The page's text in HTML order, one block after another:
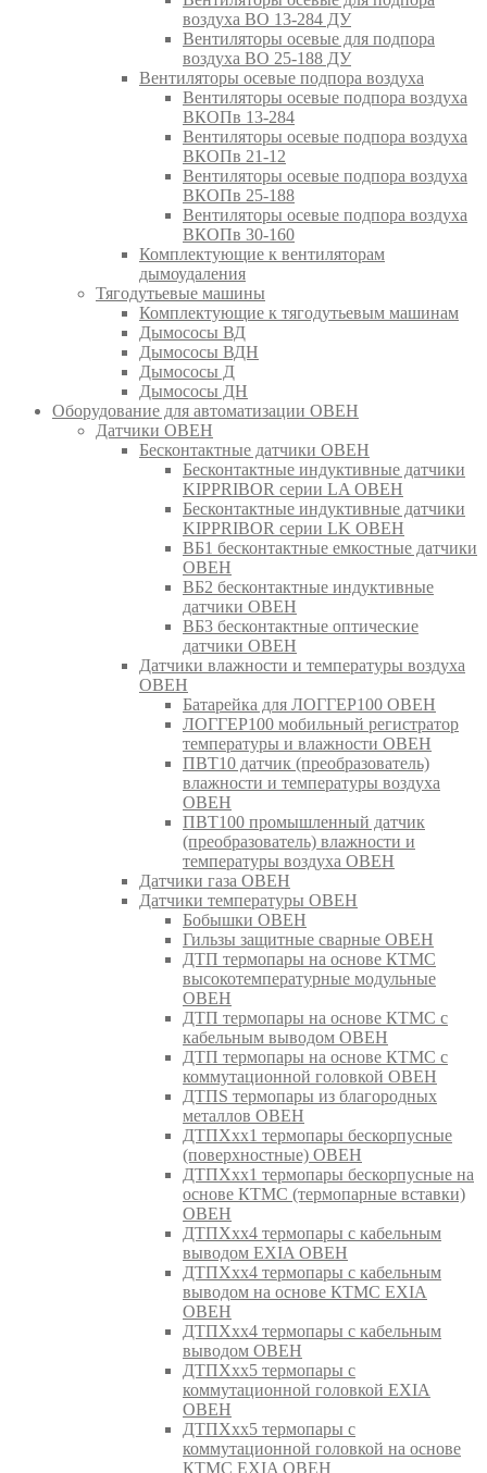
воздуха ВО 13-284 ДУ
Вентиляторы осевые для подпора
воздуха ВО 25-188 ДУ
Вентиляторы осевые подпора воздуха
Вентиляторы осевые подпора воздуха
ВКОПв 13-284
Вентиляторы осевые подпора воздуха
ВКОПв 21-12
Вентиляторы осевые подпора воздуха
ВКОПв 25-188
Вентиляторы осевые подпора воздуха
ВКОПв 30-160
Комплектующие к вентиляторам
дымоудаления
Тягодутьевые машины
Комплектующие к тягодутьевым машинам
Дымососы ВД
Дымососы ВДН
Дымососы Д
Дымососы ДН
Оборудование для автоматизации ОВЕН
Датчики ОВЕН
Бесконтактные датчики ОВЕН
Бесконтактные индуктивные датчики
KIPPRIBOR серии LA ОВЕН
Бесконтактные индуктивные датчики
KIPPRIBOR серии LK ОВЕН
ВБ1 бесконтактные емкостные датчики
ОВЕН
ВБ2 бесконтактные индуктивные
датчики ОВЕН
ВБ3 бесконтактные оптические
датчики ОВЕН
Датчики влажности и температуры воздуха
ОВЕН
Батарейка для ЛОГГЕР100 ОВЕН
ЛОГГЕР100 мобильный регистратор
температуры и влажности ОВЕН
ПВТ10 датчик (преобразователь)
влажности и температуры воздуха
ОВЕН
ПВТ100 промышленный датчик
(преобразователь) влажности и
температуры воздуха ОВЕН
Датчики газа ОВЕН
Датчики температуры ОВЕН
Бобышки ОВЕН
Гильзы защитные сварные ОВЕН
ДТП термопары на основе КТМС
высокотемпературные модульные
ОВЕН
ДТП термопары на основе КТМС с
кабельным выводом ОВЕН
ДТП термопары на основе КТМС с
коммутационной головкой ОВЕН
ДТПS термопары из благородных
металлов ОВЕН
ДТПХхх1 термопары бескорпусные
(поверхностные) ОВЕН
ДТПХхх1 термопары бескорпусные на
основе КТМС (термопарные вставки)
ОВЕН
ДТПХхх4 термопары с кабельным
выводом EXIA ОВЕН
ДТПХхх4 термопары с кабельным
выводом на основе КТМС EXIA
ОВЕН
ДТПХхх4 термопары с кабельным
выводом ОВЕН
ДТПХхх5 термопары с
коммутационной головкой EXIA
ОВЕН
ДТПХхх5 термопары с
коммутационной головкой на основе
КТМС EXIA ОВЕН